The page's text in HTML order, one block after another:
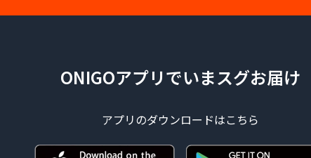
ONIGOアプリでいまスグお届け
アプリのダウンロードはこちら